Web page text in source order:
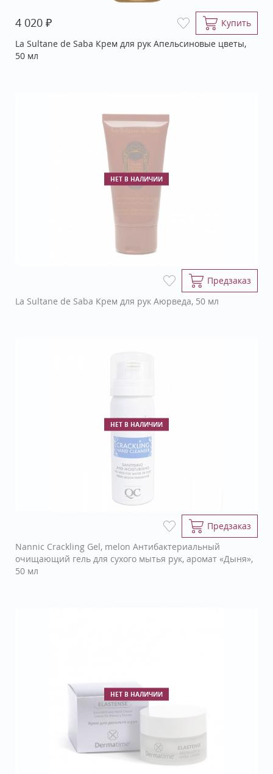
4 020 ₽
Купить
La Sultane de Saba Крем для рук Апельсиновые цветы,
50 мл
НЕТ В НАЛИЧИИ
Предзаказ
La Sultane de Saba Крем для рук Аюрведа, 50 мл
НЕТ В НАЛИЧИИ
Предзаказ
Nannic Crackling Gel, melon Антибактериальный
очищающий гель для сухого мытья рук, аромат «Дыня»,
50 мл
НЕТ В НАЛИЧИИ